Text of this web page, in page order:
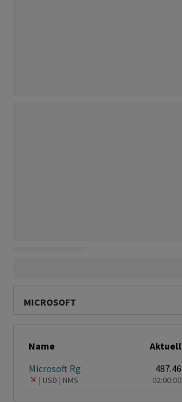
MICROSOFT
Name Aktuell
Microsoft Rg
USD NMS
487.46
02:00:00